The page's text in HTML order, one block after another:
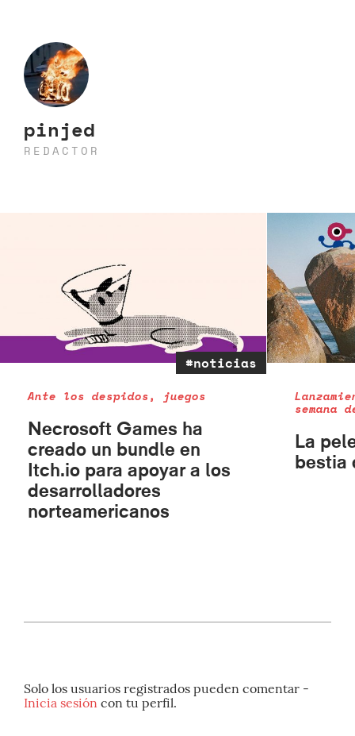
pinjed
REDACTOR
#noticias
Ante los despidos, juegos
Necrosoft Games ha
creado un bundle en
Itch.io para apoyar a los
desarrolladores
norteamericanos
semana
La
bestia
Solo los usuarios registrados pueden comentar -
Inicia sesión con tu perfil.